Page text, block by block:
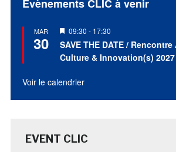
Évènements CLIC à venir
MAR
30
Mis
en
avant
09:30 - 17:30
SAVE THE DATE /
Culture & Innovation(s)
Voir le calendrier
EVENT CLIC